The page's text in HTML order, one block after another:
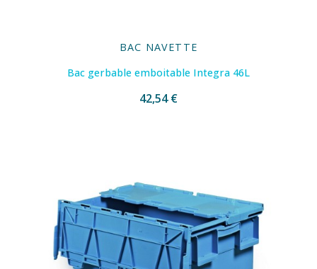
BAC NAVETTE
Bac gerbable emboitable Integra 46L
42,54 €